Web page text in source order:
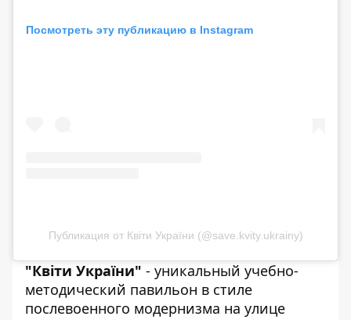
Посмотреть эту публикацию в Instagram
Публикация от Квіти України (@save.kvity.ukrainy)
"Квіти України" - уникальный учебно-
методический павильон в стиле
послевоенного модернизма на улице